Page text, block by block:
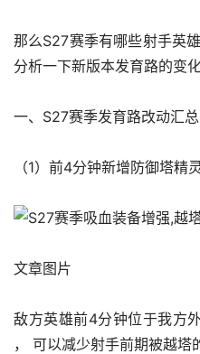
那么S27赛季有哪些射手英
分析一下新版本发育路的变化
一、S27赛季发育路改动汇总
（1）前4分钟新增防御塔精
文章图片
敌方英雄前4分钟位于我方
， 可以减少射手前期被越塔